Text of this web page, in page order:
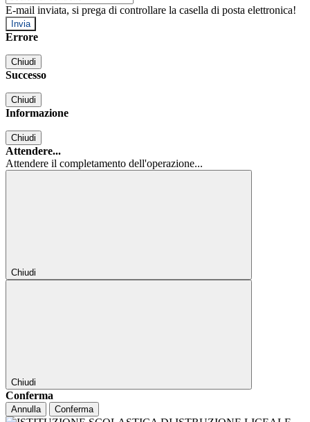
E-mail inviata, si prega di controllare la casella di posta elettronica!
Errore
Chiudi
Successo
Chiudi
Informazione
Chiudi
Attendere...
Attendere il completamento dell'operazione...
Chiudi
Chiudi
Conferma
Annulla Conferma